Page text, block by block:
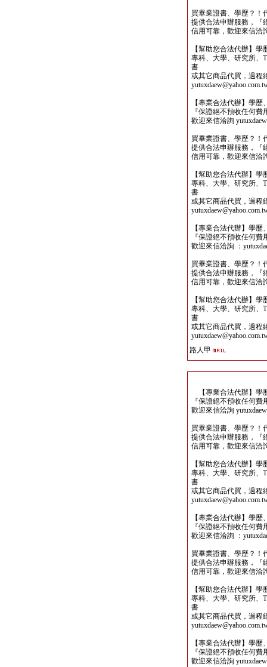
買畢業證書、學歷？！
提供合法申辦服務，『
信用可靠，歡迎來信洽
【幫助您合法代辦】
專科、大學、研究所、
書
或其它商品代買，過程
【專業合法代辦】學
『保證絕不預收任何
歡迎來信洽詢
買畢業證書、學歷？！
提供合法申辦服務，『
信用可靠，歡迎來信洽
【幫助您合法代辦】
專科、大學、研究所、
書
或其它商品代買，過程
【專業合法代辦】學
『保證絕不預收任何
歡迎來信洽詢 ：
買畢業證書、學歷？！
提供合法申辦服務，『
信用可靠，歡迎來信洽
【幫助您合法代辦】
專科、大學、研究所、
書
或其它商品代買，過程
路人甲
【專業合法代辦】學
『保證絕不預收任何
歡迎來信洽詢
買畢業證書、學歷？！
提供合法申辦服務，『
信用可靠，歡迎來信洽
【幫助您合法代辦】
專科、大學、研究所、
書
或其它商品代買，過程
【專業合法代辦】學
『保證絕不預收任何
歡迎來信洽詢 ：
買畢業證書、學歷？！
提供合法申辦服務，『
信用可靠，歡迎來信洽
【幫助您合法代辦】
專科、大學、研究所、
書
或其它商品代買，過程
【專業合法代辦】學
『保證絕不預收任何
歡迎來信洽詢